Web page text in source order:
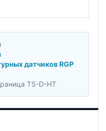
датчиков RGP
TS-D-HT